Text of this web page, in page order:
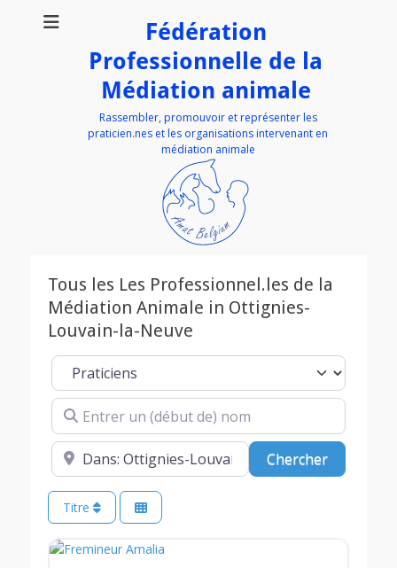
Fédération
Professionnelle de la
Médiation animale
Rassembler, promouvoir et représenter les
praticien.nes et les organisations intervenant en
médiation animale
Tous les Les Professionnel.les de la
Médiation Animale in Ottignies-
Louvain-la-Neuve
Select search type
Entrer un (début de) nom
A proximité de (optionnel) ChercherChercher
Titre